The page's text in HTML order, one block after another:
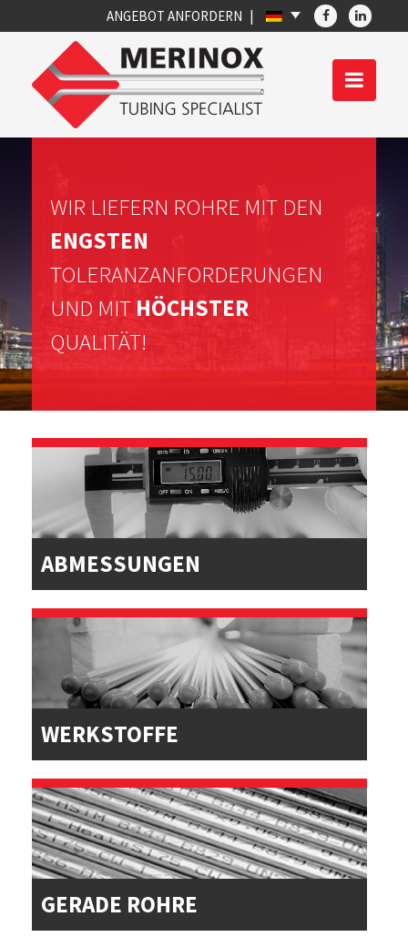
ANGEBOT ANFORDERN
WIR LIEFERN ROHRE MIT DEN
ENGSTEN
TOLERANZANFORDERUNGEN
UND MIT HÖCHSTER
QUALITÄT!
ABMESSUNGEN
WERKSTOFFE
GERADE ROHRE